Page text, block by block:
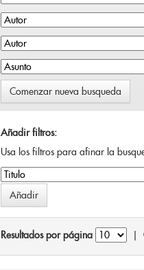
Comenzar nueva busqueda
Añadir filtros:
Usa los filtros para afinar la
Resultados por página